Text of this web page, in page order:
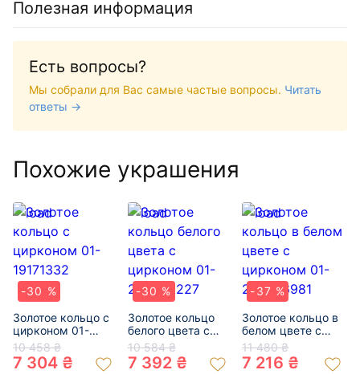
Полезная информация
Есть вопросы?
Мы собрали для Вас самые частые вопросы. Читать
ответы →
Похожие украшения
-30 %
Золотое кольцо с
цирконом 01-
19171332
10 458 ₴
7 304 ₴
-30 %
Золотое кольцо
белого цвета с
цирконом 01-
200053227
10 584 ₴
7 392 ₴
-37 %
Золотое кольцо в
белом цвете с
цирконом 01-
200346981
11 480 ₴
7 216 ₴